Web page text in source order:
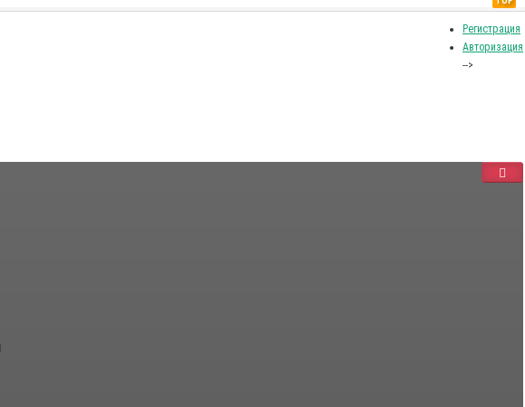
Регистрация
Авторизация
-->